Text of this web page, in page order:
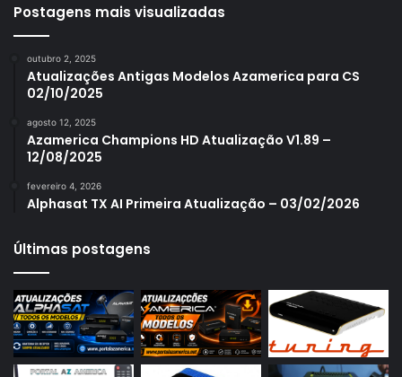
Azamerica S1005
Azamerica S1006 Plus
Azamerica S1007 New
Azamerica S1007 Plus
Azamerica S1009
Azamerica S2005
Azamerica S2010
Azamerica S2015
Azamerica S922
Postagens mais visualizadas
outubro 2, 2025
Atualizações Antigas Modelos Azamerica para CS
02/10/2025
agosto 12, 2025
Azamerica Champions HD Atualização V1.89 –
12/08/2025
fevereiro 4, 2026
Alphasat TX AI Primeira Atualização – 03/02/2026
Últimas postagens